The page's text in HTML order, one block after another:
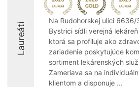
Laureáti
Na Rudohorskej ulici 6636/
Bystrici sídli verejná
ktorá sa profiluje ako
zariadenie poskytujúce
sortiment lekárenských
Zameriava sa na
klientom a disponuje ...